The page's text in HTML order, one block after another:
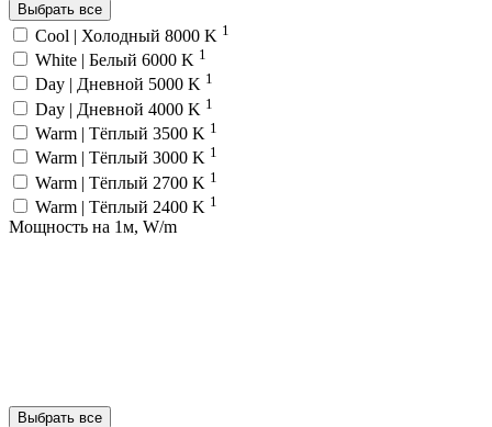
Выбрать все
Cool | Холодный 8000 K 1
White | Белый 6000 K 1
Day | Дневной 5000 K 1
Day | Дневной 4000 K 1
Warm | Тёплый 3500 K 1
Warm | Тёплый 3000 K 1
Warm | Тёплый 2700 K 1
Warm | Тёплый 2400 K 1
Мощность на 1м, W/m
Выбрать все